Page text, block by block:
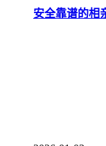
安全靠谱的相